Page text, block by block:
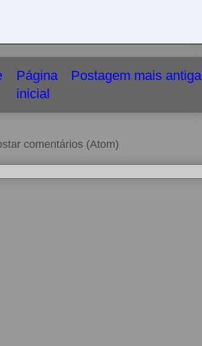
Postagem mais antiga
Página
inicial
comentários (Atom)